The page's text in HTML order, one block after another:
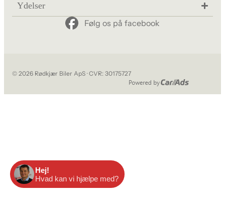
Ydelser
Følg os på facebook
© 2026 Rødkjær Biler ApS · CVR: 30175727